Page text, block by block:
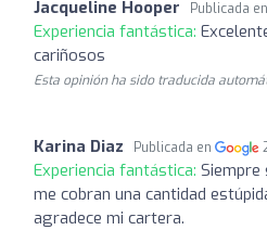
Jacqueline Hooper Publicada en
Experiencia fantástica:
cariñosos
Esta opinión ha sido traducida
Karina Diaz Publicada en
Experiencia fantástica: Siempre
me cobran una cantidad
agradece mi cartera.